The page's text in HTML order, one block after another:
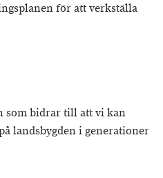
för att verkställa
som bidrar till att vi kan
landsbygden i generationer